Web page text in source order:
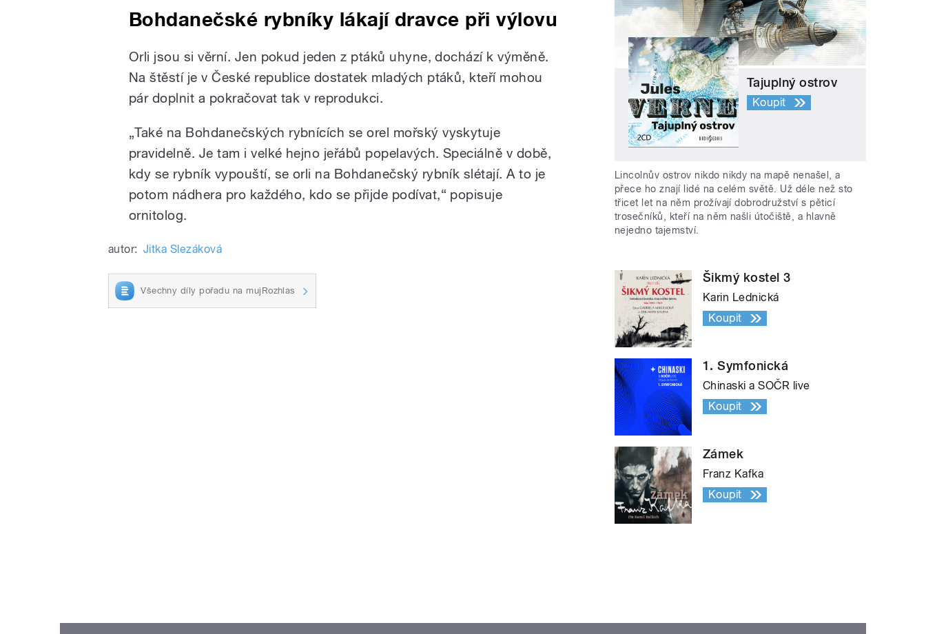
Bohdanečské rybníky lákají dravce při výlovu
Orli jsou si věrní. Jen pokud jeden z ptáků uhyne, dochází k výměně.
Na štěstí je v České republice dostatek mladých ptáků, kteří mohou
pár doplnit a pokračovat tak v reprodukci.
„Také na Bohdanečských rybnících se orel mořský vyskytuje
pravidelně. Je tam i velké hejno jeřábů popelavých. Speciálně v době,
kdy se rybník vypouští, se orli na Bohdanečský rybník slétají. A to je
potom nádhera pro každého, kdo se přijde podívat,“ popisuje
ornitolog.
autor: Jitka Slezáková
Všechny díly pořadu na mujRozhlas
Tajuplný ostrov
Koupit
Lincolnův ostrov nikdo nikdy na mapě nenašel, a
přece ho znají lidé na celém světě. Už déle než sto
třicet let na něm prožívají dobrodružství s pěticí
trosečníků, kteří na něm našli útočiště, a hlavně
nejedno tajemství.
Šikmý kostel 3
Karin Lednická
Koupit
1. Symfonická
Chinaski a SOČR live
Koupit
Zámek
Franz Kafka
Koupit